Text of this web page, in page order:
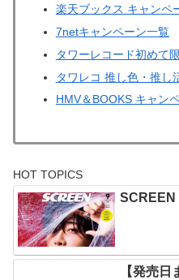
楽天ブックス キャンペ
7netキャンペーン一覧
タワーレコード初めて
タワレコ 推し色・推し
HMV＆BOOKS キャン
HOT TOPICS
SCREEN
【発売